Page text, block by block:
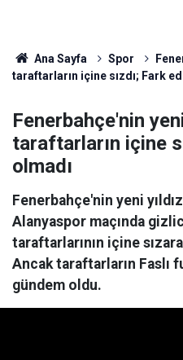
Ana Sayfa Spor
taraftarların içine sızdı; Fark
Fenerbahçe'nin yeni
taraftarların içine
olmadı
Fenerbahçe'nin yeni
Alanyaspor maçında
taraftarlarının içine
Ancak taraftarların Faslı
gündem oldu.